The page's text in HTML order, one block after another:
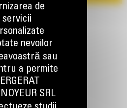
LEGATURA
de
servicii
nevoilor
sau
a permite
SRL